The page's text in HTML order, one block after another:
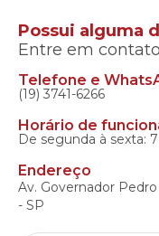
Possui alguma
Entre em
Telefone e
(19) 3741-6266
Horário de
De segunda à sexta:
Endereço
Av. Governador
- SP